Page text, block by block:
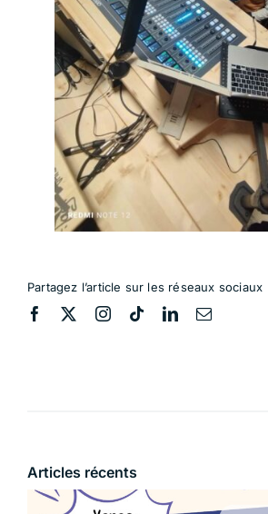
Partagez l’article sur les réseaux sociaux
Articles récents